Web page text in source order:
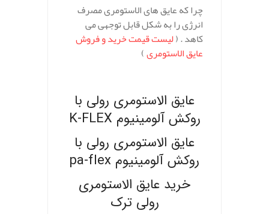
چرا که عایق های الاستومری مصرف
انرژی را به شکل قابل توجهی می
کاهد . (لیست قیمت خرید و فروش
عایق الاستومری)
عایق الاستومری رولی با
روکش آلومینیوم K-FLEX
عایق الاستومری رولی با
روکش آلومینیوم pa-flex
خرید عایق الاستومری
رولی ترک